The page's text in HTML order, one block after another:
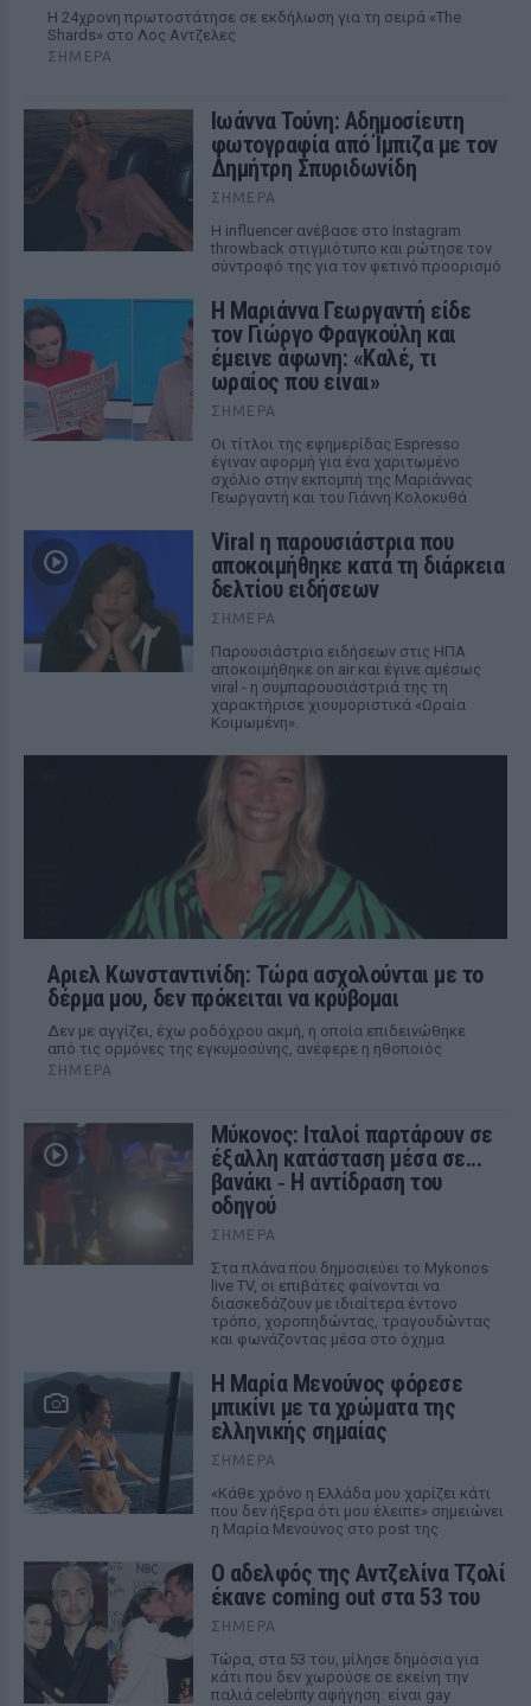
Η 24χρονη πρωτοστάτησε σε εκδήλωση για τη σειρά «The
Shards» στο Λος Αντζελες
ΣΉΜΕΡΑ
Ιωάννα Τούνη: Αδημοσίευτη
φωτογραφία από Ίμπιζα με τον
Δημήτρη Σπυριδωνίδη
ΣΉΜΕΡΑ
Η influencer ανέβασε στο Instagram
throwback στιγμιότυπο και ρώτησε τον
σύντροφό της για τον φετινό προορισμό
Η Μαριάννα Γεωργαντή είδε
τον Γιώργο Φραγκούλη και
έμεινε άφωνη: «Καλέ, τι
ωραίος που είναι»
ΣΉΜΕΡΑ
Οι τίτλοι της εφημερίδας Espresso
έγιναν αφορμή για ένα χαριτωμένο
σχόλιο στην εκπομπή της Μαριάννας
Γεωργαντή και του Γιάννη Κολοκυθά
Viral η παρουσιάστρια που
αποκοιμήθηκε κατά τη διάρκεια
δελτίου ειδήσεων
ΣΉΜΕΡΑ
Παρουσιάστρια ειδήσεων στις ΗΠΑ
αποκοιμήθηκε on air και έγινε αμέσως
viral - η συμπαρουσιάστριά της τη
χαρακτήρισε χιουμοριστικά «Ωραία
Κοιμωμένη».
Αριελ Κωνσταντινίδη: Τώρα ασχολούνται με το
δέρμα μου, δεν πρόκειται να κρύβομαι
Δεν με αγγίζει, έχω ροδόχρου ακμή, η οποία επιδεινώθηκε
από τις ορμόνες της εγκυμοσύνης, ανέφερε η ηθοποιός
ΣΉΜΕΡΑ
Μύκονος: Ιταλοί παρτάρουν σε
έξαλλη κατάσταση μέσα σε...
βανάκι ‑ Η αντίδραση του
οδηγού
ΣΉΜΕΡΑ
Στα πλάνα που δημοσιεύει το Mykonos
live TV, οι επιβάτες φαίνονται να
διασκεδάζουν με ιδιαίτερα έντονο
τρόπο, χοροπηδώντας, τραγουδώντας
και φωνάζοντας μέσα στο όχημα
Η Μαρία Μενούνος φόρεσε
μπικίνι με τα χρώματα της
ελληνικής σημαίας
ΣΉΜΕΡΑ
«Κάθε χρόνο η Ελλάδα μου χαρίζει κάτι
που δεν ήξερα ότι μου έλειπε» σημειώνει
η Μαρία Μενούνος στο post της
Ο αδελφός της Αντζελίνα Τζολί
έκανε coming out στα 53 του
ΣΉΜΕΡΑ
Τώρα, στα 53 του, μίλησε δημόσια για
κάτι που δεν χωρούσε σε εκείνη την
παλιά celebrity αφήγηση: είναι gay